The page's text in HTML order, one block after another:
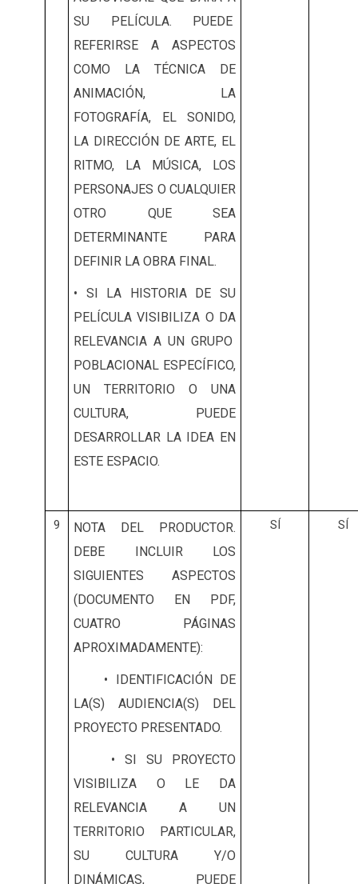
SU PELÍCULA. PUEDE
REFERIRSE A ASPECTOS
COMO LA TÉCNICA DE
ANIMACIÓN, LA
FOTOGRAFÍA, EL SONIDO,
LA DIRECCIÓN DE ARTE, EL
RITMO, LA MÚSICA, LOS
PERSONAJES O CUALQUIER
OTRO QUE SEA
DETERMINANTE PARA
DEFINIR LA OBRA FINAL.
• SI LA HISTORIA DE SU
PELÍCULA VISIBILIZA O DA
RELEVANCIA A UN GRUPO
POBLACIONAL ESPECÍFICO,
UN TERRITORIO O UNA
CULTURA, PUEDE
DESARROLLAR LA IDEA EN
ESTE ESPACIO.
9
NOTA DEL PRODUCTOR.
DEBE INCLUIR LOS
SIGUIENTES ASPECTOS
(DOCUMENTO EN PDF,
CUATRO PÁGINAS
APROXIMADAMENTE):
• IDENTIFICACIÓN DE
LA(S) AUDIENCIA(S) DEL
PROYECTO PRESENTADO.
• SI SU PROYECTO
VISIBILIZA O LE DA
RELEVANCIA A UN
TERRITORIO PARTICULAR,
SU CULTURA Y/O
DINÁMICAS, PUEDE
SÍ SÍ